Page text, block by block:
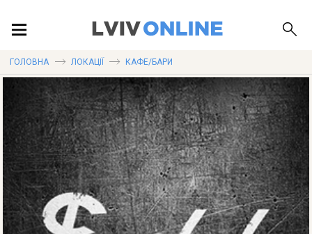
ЛОКАЦІЇ
ПУБЛІКАЦІЇ
ГОЛОВНА ЛОКАЦІЇ КАФЕ/БАРИ